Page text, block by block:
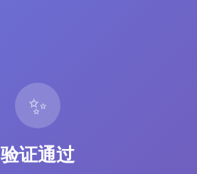
✨
验证通过